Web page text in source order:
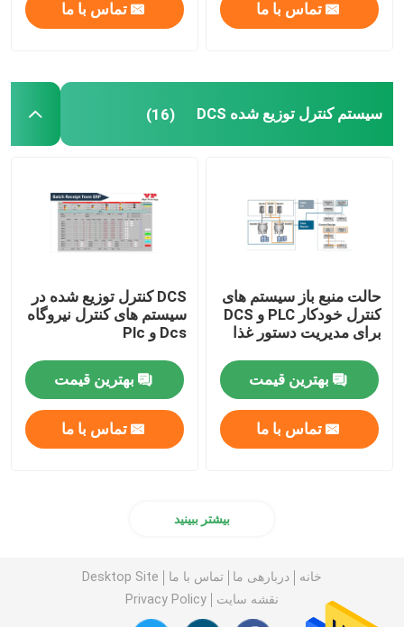
تماس با ما تماس با ما
سیستم کنترل توزیع شده DCS (16)
حالت منبع باز سیستم های
کنترل خودکار PLC و DCS
برای مدیریت دستور غذا
بهترین قیمت
تماس با ما
DCS کنترل توزیع شده در
سیستم های کنترل نیروگاه
Dcs و Plc
بهترین قیمت
تماس با ما
بیشتر ببینید
خانه دربارهی ما تماس با ما
Desktop Site
نقشه سایت
Privacy Policy